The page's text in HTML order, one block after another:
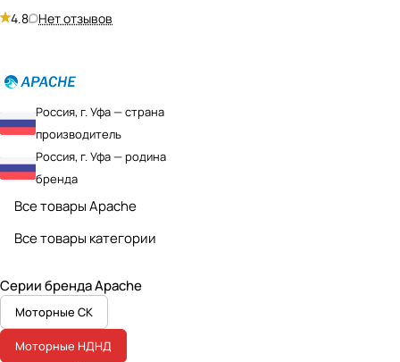
4.8 Нет отзывов
Россия, г. Уфа — страна
производитель
Россия, г. Уфа — родина
бренда
Все товары Apache
Все товары категории
Серии бренда Apache
Моторные СК
Моторные НДНД